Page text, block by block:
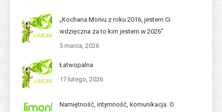
„Kochana Moniu z roku 2016, jestem Ci
wdzięczna za to kim jestem w 2026”
5 marca, 2026
Łatwopalna
17 lutego, 2026
Namiętność, intymność, komunikacja. O